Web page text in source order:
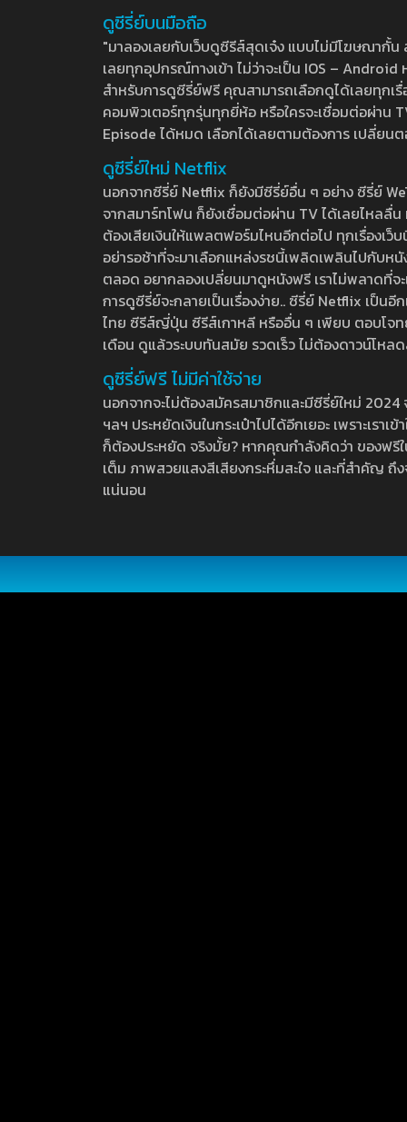
ดูซีรี่ย์บนมือถือ
"มาลองเลยกับเว็บดูซีรีส์สุดเจ๋ง แบบไม่มีโฆษณากั้
เลยทุกอุปกรณ์ทางเข้า ไม่ว่าจะเป็น IOS –
สำหรับการดูซีรี่ย์ฟรี คุณสามารถเลือกดูได้เลยทุกเ
คอมพิวเตอร์ทุกรุ่นทุกยี่ห้อ หรือใครจะเชื่อมต่อผ่าน
Episode ได้หมด เลือกได้เลยตามต้องการ เปลี่ยน
ดูซีรี่ย์ใหม่ Netflix
นอกจากซีรี่ย์ Netflix ก็ยังมีซีรี่ย์อื่น ๆ อย่าง ซีรี่ย์
จากสมาร์ทโฟน ก็ยังเชื่อมต่อผ่าน TV ได้เลยไหลลื่
ต้องเสียเงินให้แพลตฟอร์มไหนอีกต่อไป ทุกเรื่องเว็
อย่ารอช้าที่จะมาเลือกแหล่งรชนี้เพลิดเพลินไปกับห
ตลอด อยากลองเปลี่ยนมาดูหนังฟรี เราไม่พลาดที่
การดูซีรี่ย์จะกลายเป็นเรื่องง่าย.. ซีรี่ย์ Netflix เป็น
ไทย ซีรีส์ญี่ปุ่น ซีรีส์เกาหลี หรืออื่น ๆ เพียบ ตอบโจท
เดือน ดูแล้วระบบทันสมัย รวดเร็ว ไม่ต้องดาวน์โห
ดูซีรี่ย์ฟรี ไม่มีค่าใช้จ่าย
นอกจากจะไม่ต้องสมัครสมาชิกและมีซีรี่ย์ใหม่
ฯลฯ ประหยัดเงินในกระเป๋าไปได้อีกเยอะ เพราะเร
ก็ต้องประหยัด จริงมั้ย? หากคุณกำลังคิดว่า ของฟ
เต็ม ภาพสวยแสงสีเสียงกระหึ่มสะใจ และที่สำคัญ
แน่นอน